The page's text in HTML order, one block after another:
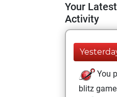
Your
Activity
You
blitz